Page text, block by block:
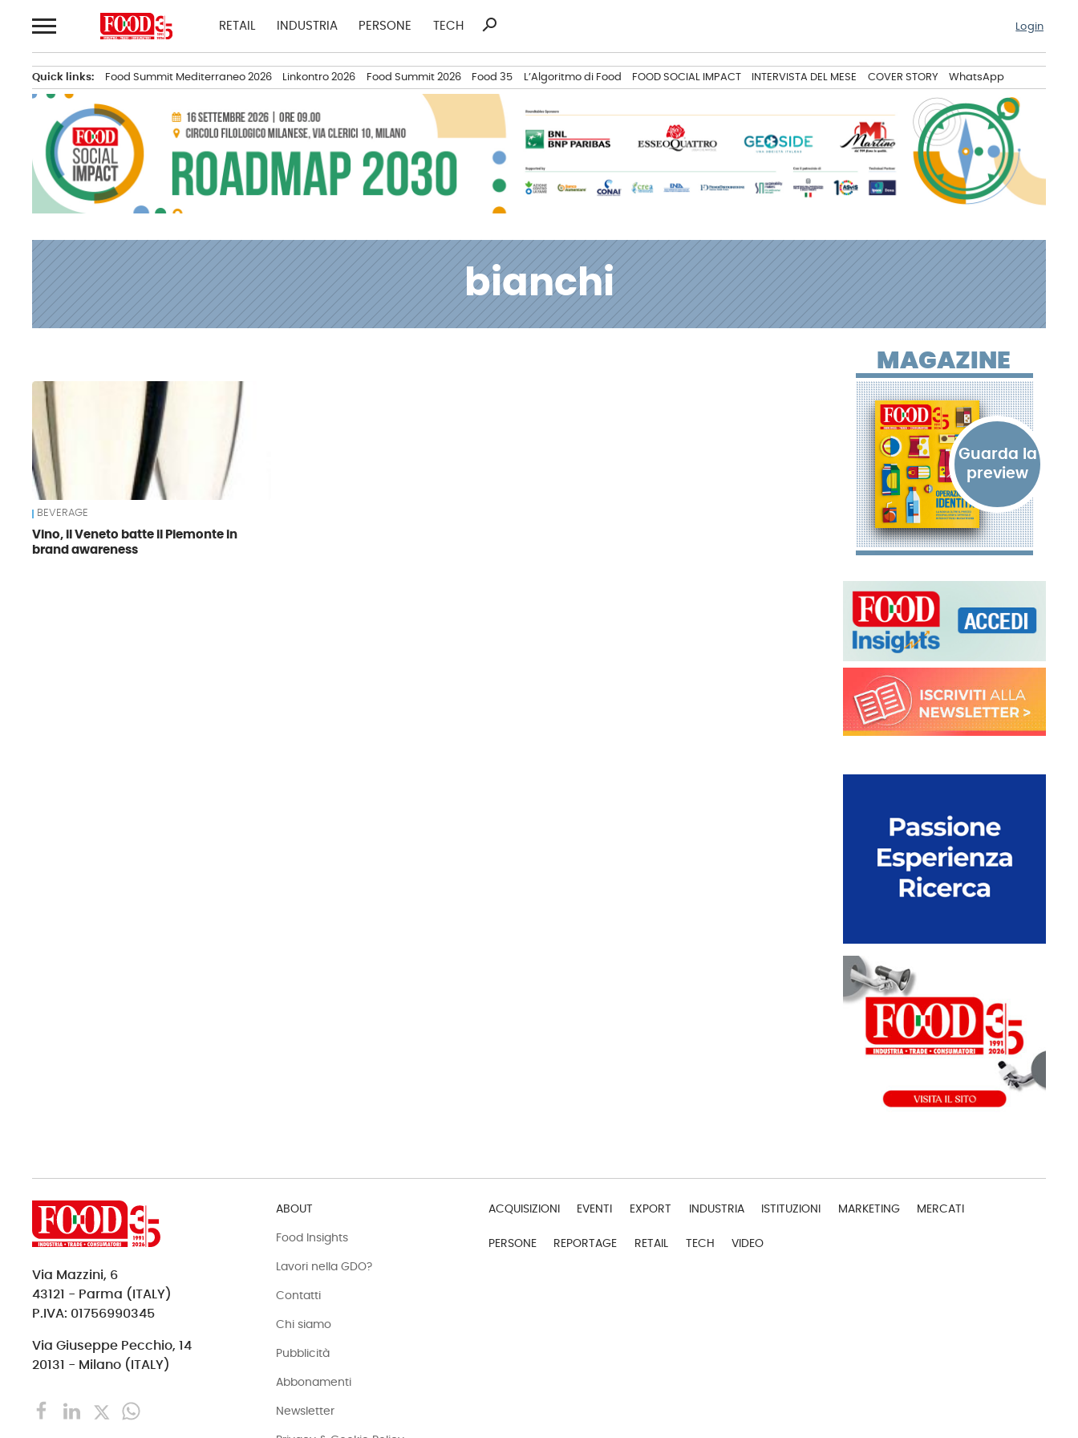
al
RETAIL INDUSTRIA PERSONE TECH
Ricerca
search Login
Quick links: Food Summit Mediterraneo 2026 Linkontro 2026 Food Summit 2026 Food 35 L’Algoritmo di Food FOOD SOCIAL IMPACT INTERVISTA DEL MESE COVER STORY WhatsApp
bianchi
News
BEVERAGE
Vino, il Veneto batte il Piemonte in
brand awareness
MAGAZINE
Via Mazzini, 6
43121 - Parma (ITALY)
P.IVA: 01756990345
Via Giuseppe Pecchio, 14
20131 - Milano (ITALY)
ABOUT
Food Insights
Lavori nella GDO?
Contatti
Chi siamo
Pubblicità
Abbonamenti
Newsletter
ACQUISIZIONI EVENTI EXPORT INDUSTRIA ISTITUZIONI MARKETING MERCATI
PERSONE REPORTAGE RETAIL TECH VIDEO